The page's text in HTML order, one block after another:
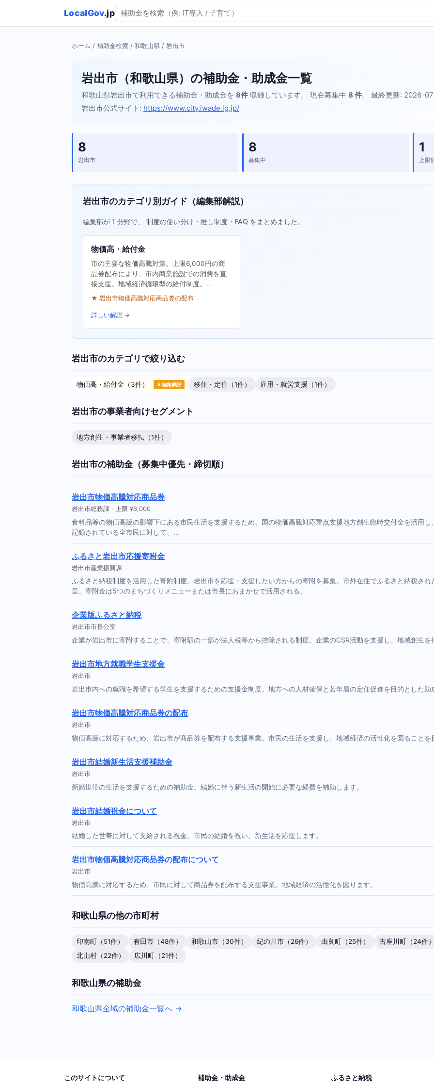
LocalGov.jp
ホーム / 補助金検索 / 和歌山県 / 岩出市
岩出市（和歌山県）の補助金・助成金一覧
和歌山県岩出市で利用できる補助金・助成金を 8件 収録しています。 現在募集中 8 件。 最終更新: 2026-07-
岩出市公式サイト: https://www.city.iwade.lg.jp/
8
岩出市
8
募集中
1
上限
岩出市のカテゴリ別ガイド（編集部解説）
編集部が 1 分野で、 制度の使い分け・推し制度・FAQ をまとめました。
物価高・給付金
市の主要な物価高騰対策。上限6,000円の商
品券配布により、市内商業施設での消費を直
接支援。地域経済循環型の給付制度。…
★ 岩出市物価高騰対応商品券の配布
詳しい解説 →
岩出市のカテゴリで絞り込む
物価高・給付金（3件） ★編集解説 移住・定住（1件） 雇用・就労支援（1件）
岩出市の事業者向けセグメント
地方創生・事業者移転（1件）
岩出市の補助金（募集中優先・締切順）
岩出市物価高騰対応商品券
岩出市総務課 · 上限 ¥6,000
食料品等の物価高騰の影響下にある市民生活を支援するため、国の物価高騰対応重点支援地方創生臨時交付金を活用
記録されている全市民に対して、…
ふるさと岩出市応援寄附金
岩出市産業振興課
ふるさと納税制度を活用した寄附制度。岩出市を応援・支援したい方からの寄附を募集。市外在住でふるさと納税さ
呈。寄附金は5つのまちづくりメニューまたは市長におまかせで活用される。
企業版ふるさと納税
岩出市市長公室
企業が岩出市に寄附することで、寄附額の一部が法人税等から控除される制度。企業のCSR活動を支援し、地域創生を
岩出市地方就職学生支援金
岩出市
岩出市内への就職を希望する学生を支援するための支援金制度。地方への人材確保と若年層の定住促進を目的とした助
岩出市物価高騰対応商品券の配布
岩出市
物価高騰に対応するため、岩出市が商品券を配布する支援事業。市民の生活を支援し、地域経済の活性化を図ることを
岩出市結婚新生活支援補助金
岩出市
新婚世帯の生活を支援するための補助金。結婚に伴う新生活の開始に必要な経費を補助します。
岩出市結婚祝金について
岩出市
結婚した世帯に対して支給される祝金。市民の結婚を祝い、新生活を応援します。
岩出市物価高騰対応商品券の配布について
岩出市
物価高騰に対応するため、市民に対して商品券を配布する支援事業。地域経済の活性化を図ります。
和歌山県の他の市町村
印南町（51件） 有田市（48件） 和歌山市（30件） 紀の川市（26件） 由良町（25件） 古座川町（24件）
北山村（22件）
広川町（21件）
和歌山県の補助金
和歌山県全域の補助金一覧へ →
このサイトについて 補助金・助成金 ふるさと納税